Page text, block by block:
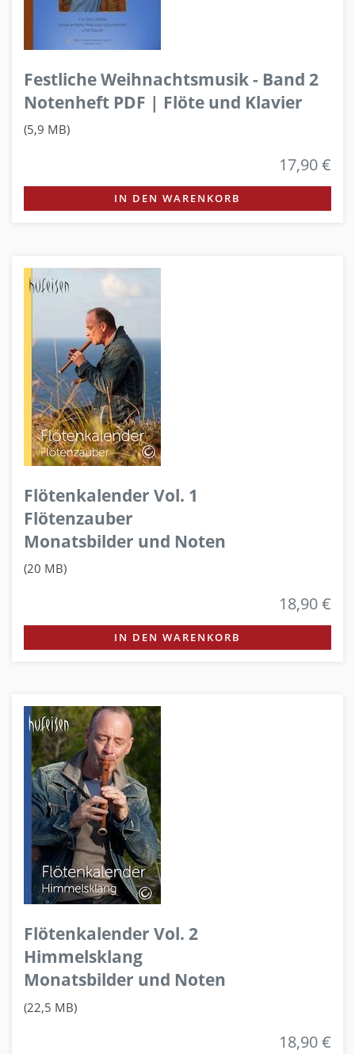
Festliche Weihnachtsmusik - Band 2
Notenheft PDF | Flöte und Klavier
(5,9 MB)
17,90 €
IN DEN WARENKORB
Flötenkalender Vol. 1
Flötenzauber
Monatsbilder und Noten
(20 MB)
18,90 €
IN DEN WARENKORB
Flötenkalender Vol. 2
Himmelsklang
Monatsbilder und Noten
(22,5 MB)
18,90 €